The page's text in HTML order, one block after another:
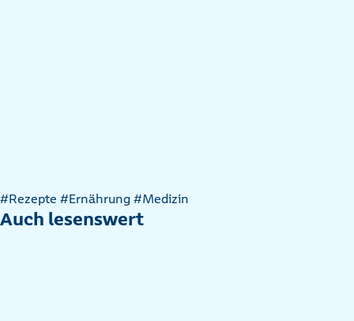
Artikel
nach
#Rezepte #Ernährung #Medizin
Auch lesenswert